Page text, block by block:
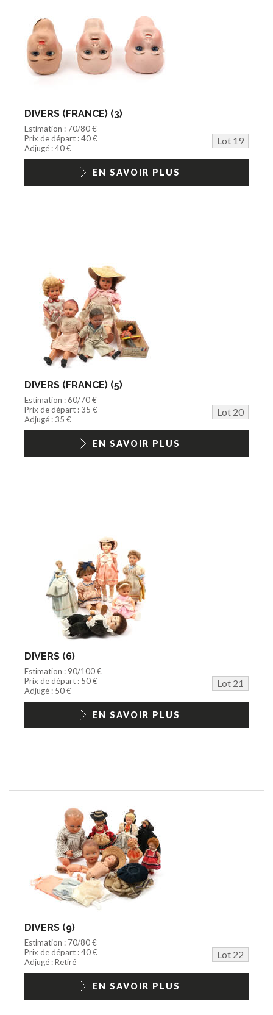
DIVERS (FRANCE) (3)
Estimation : 70/80 €
Prix de départ : 40 €
Lot 19
Adjugé : 40 €
EN SAVOIR PLUS
DIVERS (FRANCE) (5)
Estimation : 60/70 €
Prix de départ : 35 €
Lot 20
Adjugé : 35 €
EN SAVOIR PLUS
DIVERS (6)
Estimation : 90/100 €
Prix de départ : 50 €
Lot 21
Adjugé : 50 €
EN SAVOIR PLUS
DIVERS (9)
Estimation : 70/80 €
Prix de départ : 40 €
Lot 22
Adjugé : Retiré
EN SAVOIR PLUS